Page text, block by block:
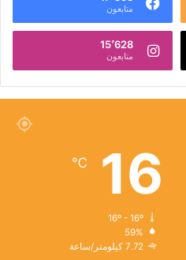
متابعون
15٬628
متابعون
16
℃
59%
7.72 كيلومتر/ساعة